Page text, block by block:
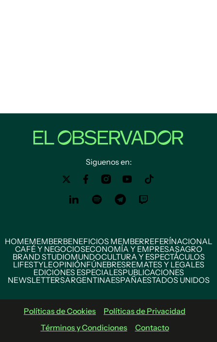
Siguenos en:
HOMEMEMBERBENEFICIOS MEMBERREFERÍNACIONAL
CAFÉ Y NEGOCIOSECONOMÍA Y EMPRESASAGRO
BRAND STUDIOMUNDOCULTURA Y ESPECTÁCULOS
LIFESTYLEOPINIÓNFÚNEBRESREMATES Y LEGALES
EDICIONES ESPECIALESPUBLICACIONES
NEWSLETTERSARGENTINAESPAÑAESTADOS UNIDOS
Políticas de Cookies
Políticas de Privacidad
Términos y Condiciones
Contacto